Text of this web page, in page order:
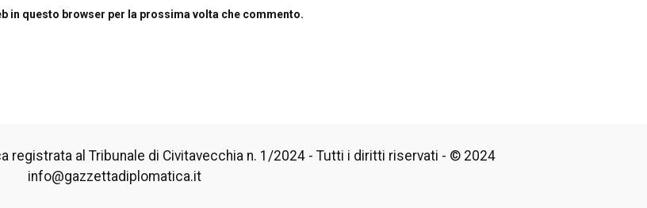
in questo browser per la prossima volta che commento.
registrata al Tribunale di Civitavecchia n. 1/2024 - Tutti i diritti riservati - © 2024
info@gazzettadiplomatica.it